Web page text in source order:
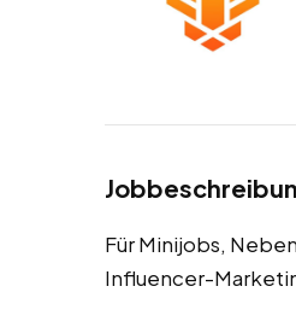
Für Minijobs,
Influencer-